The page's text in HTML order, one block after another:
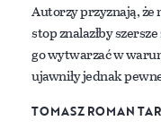
Autorzy przyznają,
stop znalazłby
go wytwarzać w
ujawniły jednak
TOMASZ ROMAN